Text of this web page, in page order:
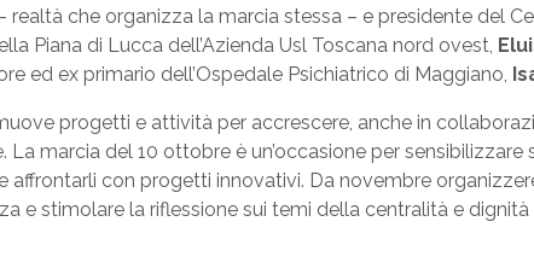
che organizza la marcia stessa – e presidente del
Piana di Lucca dell’Azienda Usl Toscana nord ovest,
ed ex primario dell’Ospedale Psichiatrico di Maggiano,
progetti e attività per accrescere, anche in
marcia del 10 ottobre è un’occasione per
con progetti innovativi. Da novembre
e stimolare la riflessione sui temi della centralità e